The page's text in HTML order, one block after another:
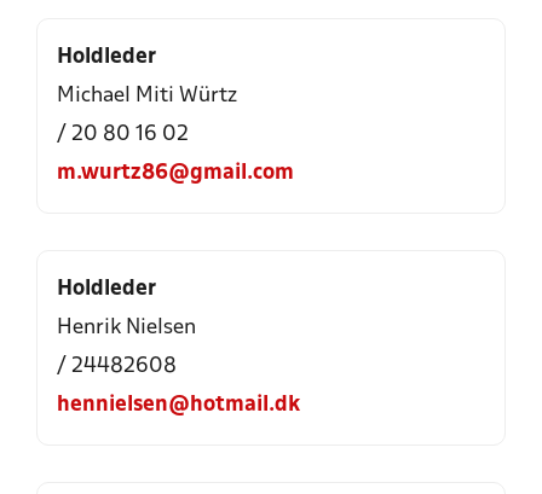
Holdleder
Michael Miti Würtz
/ 20 80 16 02
m.wurtz86@gmail.com
Holdleder
Henrik Nielsen
/ 24482608
hennielsen@hotmail.dk